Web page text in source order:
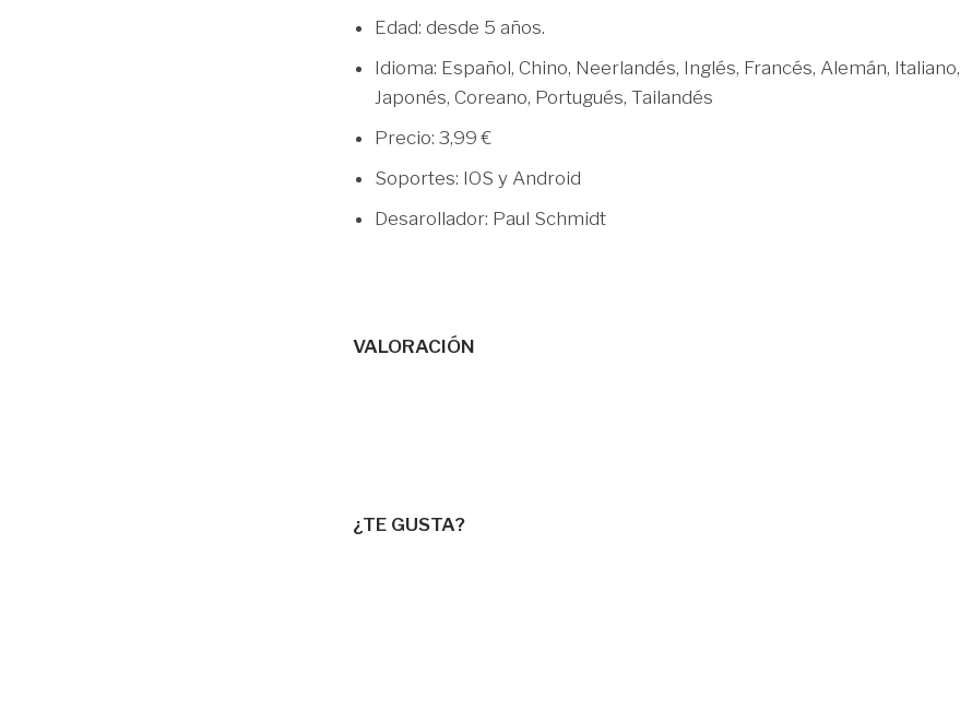
Edad: desde 5 años.
Idioma: Español, Chino, Neerlandés, Inglés, Francés, Alemán, Italiano,
Japonés, Coreano, Portugués, Tailandés
Precio: 3,99 €
Soportes: IOS y Android
Desarollador: Paul Schmidt
VALORACIÓN
¿TE GUSTA?